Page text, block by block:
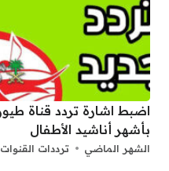
بأشهر أناشيد الأطفال
الشهر الماضي ترددات القنوات